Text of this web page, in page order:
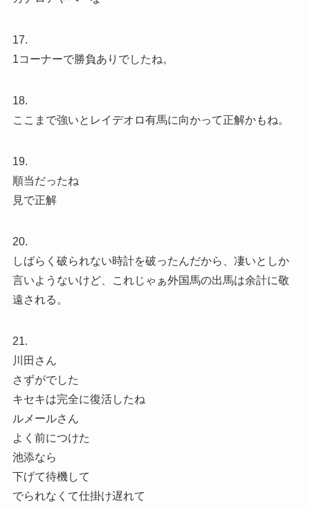
17.
1コーナーで勝負ありでしたね。
18.
ここまで強いとレイデオロ有馬に向かって正解かもね。
19.
順当だったね
見で正解
20.
しばらく破られない時計を破ったんだから、凄いとしか
言いようないけど、これじゃぁ外国馬の出馬は余計に敬
遠される。
21.
川田さん
さずがでした
キセキは完全に復活したね
ルメールさん
よく前につけた
池添なら
下げて待機して
でられなくて仕掛け遅れて